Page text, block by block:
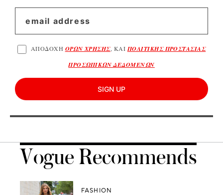
ΑΠΟΔΟΧΗ ΟΡΩΝ ΧΡΗΣΗΣ, ΚΑΙ ΠΟΛΙΤΙΚΗΣ ΠΡΟΣΤΑΣΙΑΣ
ΠΡΟΣΩΠΙΚΩΝ ΔΕΔΟΜΕΝΩΝ
SIGN UP
Vogue Recommends
FASHION